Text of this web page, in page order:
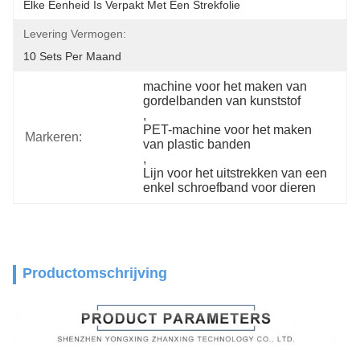
Elke Eenheid Is Verpakt Met Een Strekfolie
Levering Vermogen:
10 Sets Per Maand
Markeren:
machine voor het maken van
gordelbanden van kunststof
,
PET-machine voor het maken
van plastic banden
,
Lijn voor het uitstrekken van een
enkel schroefband voor dieren
Productomschrijving